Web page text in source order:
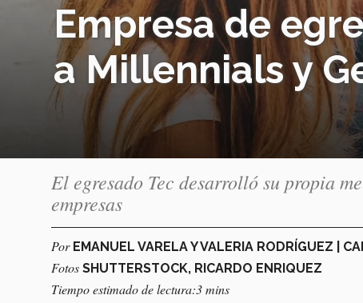
Empresa de
a Millennials y
El egresado Tec desarrolló su propia
empresas
Por EMANUEL VARELA Y VALERIA RODRÍGUEZ |
Fotos SHUTTERSTOCK, RICARDO ENRIQUEZ
Tiempo estimado de lectura:3 mins